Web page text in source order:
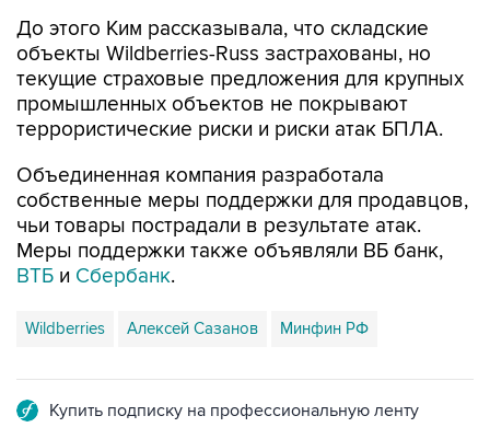
До этого Ким рассказывала, что складские
объекты Wildberries-Russ застрахованы, но
текущие страховые предложения для крупных
промышленных объектов не покрывают
террористические риски и риски атак БПЛА.
Объединенная компания разработала
собственные меры поддержки для продавцов,
чьи товары пострадали в результате атак.
Меры поддержки также объявляли ВБ банк,
ВТБ и Сбербанк.
Wildberries Алексей Сазанов Минфин РФ
Купить подписку на профессиональную ленту